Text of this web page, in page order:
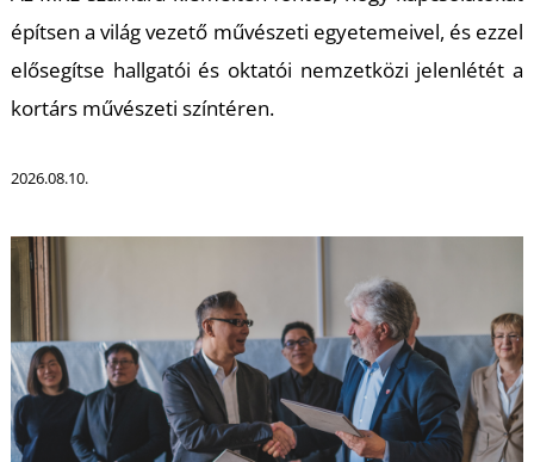
építsen a világ vezető művészeti egyetemeivel, és ezzel
elősegítse hallgatói és oktatói nemzetközi jelenlétét a
kortárs művészeti színtéren.
2026.08.10.